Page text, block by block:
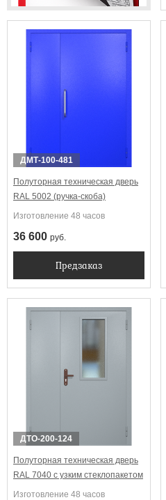
ДМТ-100-481
Полуторная техническая дверь
RAL 5002 (ручка-скоба)
Изготовление 48 часов
36 600 руб.
Предзаказ
ДТО-200-124
Полуторная техническая дверь
RAL 7040 с узким стеклопакетом
Изготовление 48 часов